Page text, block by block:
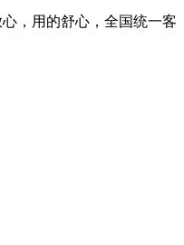
，用的舒心，全国统一客